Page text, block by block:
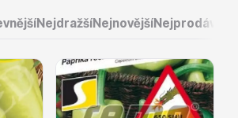
NejdražšíNejnovější